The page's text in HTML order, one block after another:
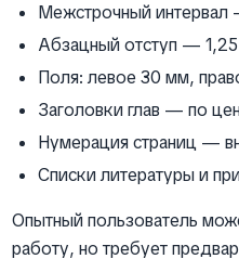
Межстрочный интервал
Абзацный отступ —
Поля: левое 30 мм,
Заголовки глав — по
Нумерация страниц —
Списки литературы и
Опытный пользователь
работу, но требует